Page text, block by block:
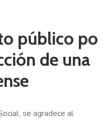
público po
de una
se agradece al